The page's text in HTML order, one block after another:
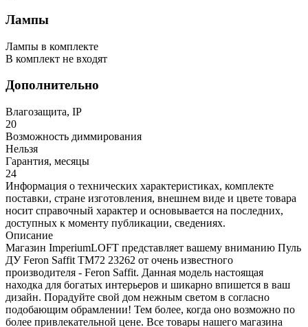
Лампы
Лампы в комплекте
В комплект не входят
Дополнительно
Влагозащита, IP
20
Возможность диммирования
Нельзя
Гарантия, месяцы
24
Информация о технических характеристиках, комплекте
поставки, стране изготовления, внешнем виде и цвете товара
носит справочный характер и основывается на последних,
доступных к моменту публикации, сведениях.
Описание
Магазин ImperiumLOFT представляет вашему вниманию Пуль
ДУ Feron Saffit TM72 23262 от очень известного
производителя - Feron Saffit. Данная модель настоящая
находка для богатых интерьеров и шикарно впишется в ваш
дизайн. Порадуйте свой дом нежным светом в согласно
подобающим обрамлении! Тем более, когда оно возможно по
более привлекательной цене. Все товары нашего магазина